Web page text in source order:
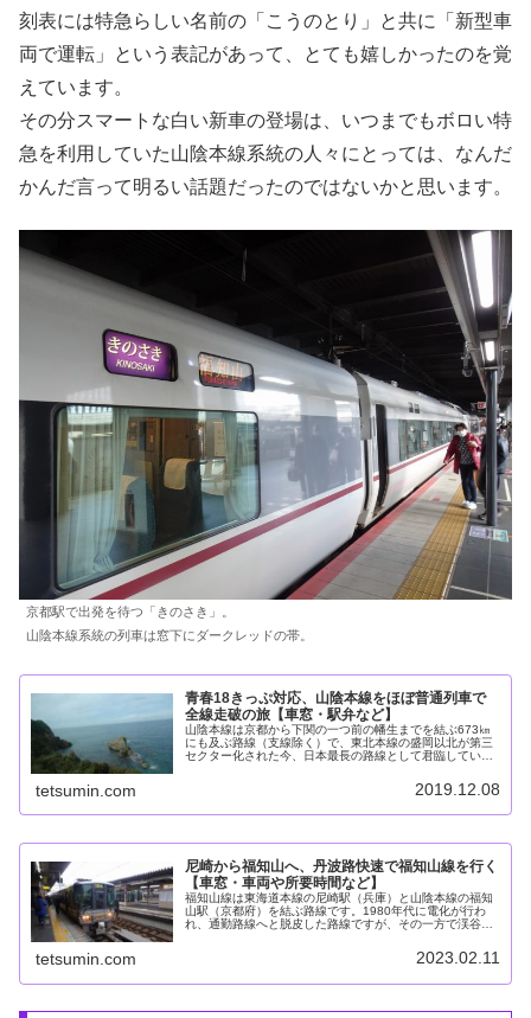
刻表には特急らしい名前の「こうのとり」と共に「新型車
両で運転」という表記があって、とても嬉しかったのを覚
えています。
その分スマートな白い新車の登場は、いつまでもボロい特
急を利用していた山陰本線系統の人々にとっては、なんだ
かんだ言って明るい話題だったのではないかと思います。
京都駅で出発を待つ「きのさき」。
山陰本線系統の列車は窓下にダークレッドの帯。
青春18きっぷ対応、山陰本線をほぼ普通列車で
全線走破の旅【車窓・駅弁など】
山陰本線は京都から下関の一つ前の幡生までを結ぶ673㎞
にも及ぶ路線（支線除く）で、東北本線の盛岡以北が第三
セクター化された今、日本最長の路線として君臨していま
tetsumin.com 2019.12.08
尼崎から福知山へ、丹波路快速で福知山線を行く
【車窓・車両や所要時間など】
福知山線は東海道本線の尼崎駅（兵庫）と山陰本線の福知
山駅（京都府）を結ぶ路線です。1980年代に電化が行わ
れ、通勤路線へと脱皮した路線ですが、その一方で渓谷美
tetsumin.com 2023.02.11